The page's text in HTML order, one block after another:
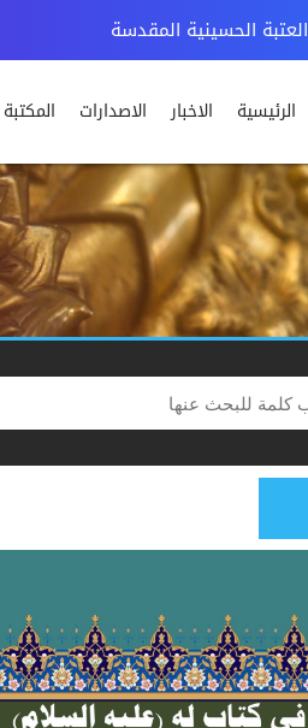
العتبة الحسينية المقدسة
الرئيسية الاخبار الاصدارات